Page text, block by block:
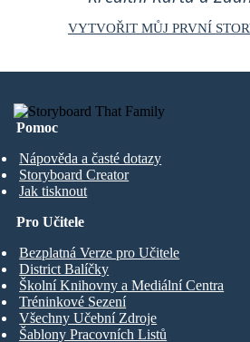
VYTVOŘIT MŮJ PRVNÍ
Pomoc
Nápověda a časté dotazy
Storyboard Creator
Jak tisknout
Pro Učitele
Bezplatná Verze pro Učitele
District Balíčky
Školní Knihovny a Mediální Centra
Tréninkové Sezení
Všechny Učební Zdroje
Šablony Pracovních Listů